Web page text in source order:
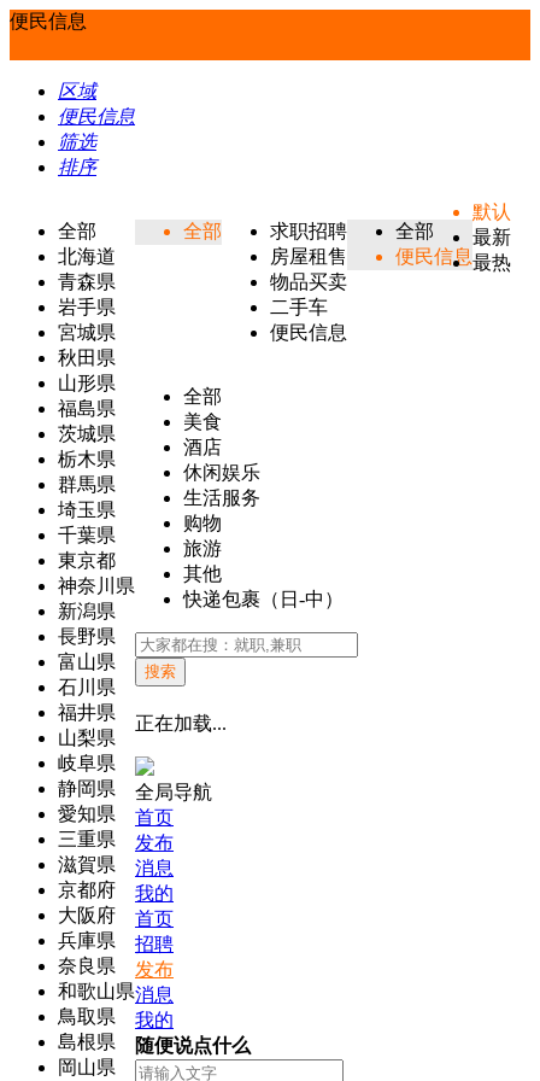
便民信息
区域
便民信息
筛选
排序
全部
北海道
青森県
岩手県
宮城県
秋田県
山形県
福島県
茨城県
栃木県
群馬県
埼玉県
千葉県
東京都
神奈川県
新潟県
長野県
富山県
石川県
福井県
山梨県
岐阜県
静岡県
愛知県
三重県
滋賀県
京都府
大阪府
兵庫県
奈良県
和歌山県
鳥取県
島根県
岡山県
全部
求职招聘
房屋租售
物品买卖
二手车
便民信息
全部
便民信息
全部
美食
酒店
休闲娱乐
生活服务
购物
旅游
其他
快递包裹（日-中）
默认
最新
最热
搜索
正在加载...
全局导航
首页
发布
消息
我的
首页
招聘
发布
消息
我的
随便说点什么